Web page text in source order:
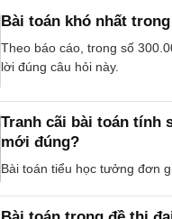
Bài toán khó nhất
Theo báo cáo, trong số
lời đúng câu hỏi này.
Tranh cãi bài toán tính
mới đúng?
Bài toán tiểu học tưởng đơn